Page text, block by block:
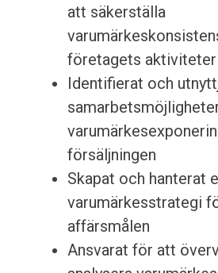
att säkerställa
företagets aktiviteter
Identifierat och
försäljningen
Skapat och hanterat
varumärkesstrategi
affärsmålen
Ansvarat för att